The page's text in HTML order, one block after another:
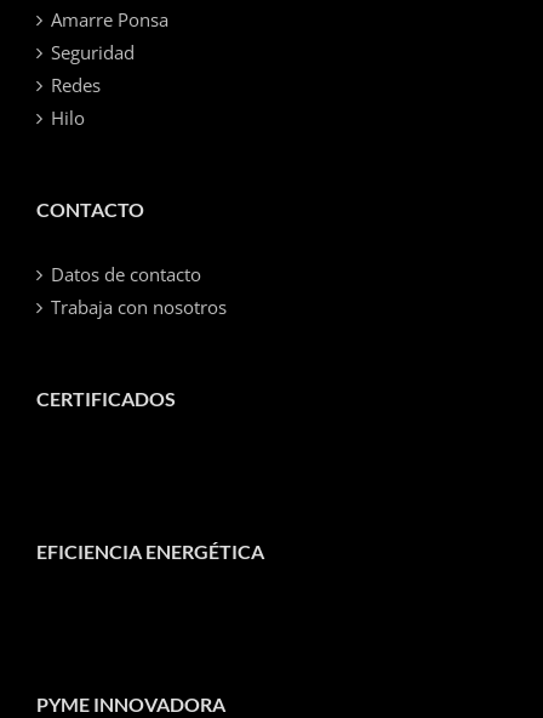
Amarre Ponsa
Seguridad
Redes
Hilo
CONTACTO
Datos de contacto
Trabaja con nosotros
CERTIFICADOS
EFICIENCIA ENERGÉTICA
PYME INNOVADORA